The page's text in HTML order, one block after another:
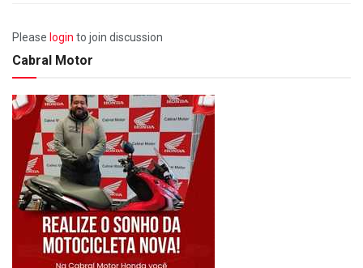
Please login to join discussion
Cabral Motor